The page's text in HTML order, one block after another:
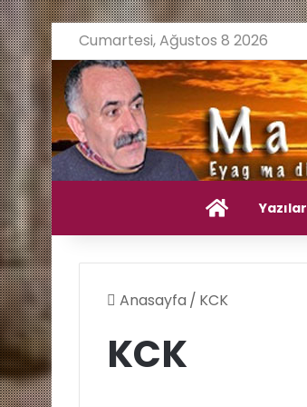
Cumartesi, Ağustos 8 2026
Ana Sayfa
Yazılar
Anasayfa / KCK
KCK